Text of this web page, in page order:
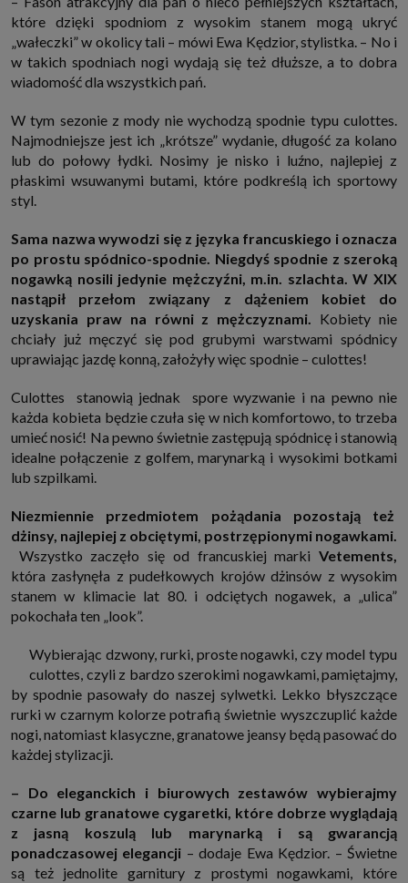
internetowymi. Udzielenie takiej zgody jest dobrowolne, nie musisz jej
udzielać, nie pozbawi Cię to dostępu do naszych usług. Masz również
możliwość ograniczenia zakresu lub zmiany zgody w dowolnym
momencie.
Twoje dane przetwarzane będą do czasu istnienia podstawy do ich
przetwarzania, czyli w przypadku udzielenia zgody do momentu jej
tę zgodę, w przypadku niezbędności danych do wykonania umowy, przez
czas jej wykonywania i ewentualnie okres przedawnienia roszczeń z niej
(zwykle nie więcej niż 3 lata, a maksymalnie 10 lat), a w przypadku, gdy
podstawą przetwarzania danych jest uzasadniony interes administratora,
do czasu zgłoszenia przez Ciebie skutecznego sprzeciwu.
Przekazywanie danych
podstawie umowy o powierzenie przetwarzania danych zobowiązującej
taki podmiot do odpowiedniego zabezpieczenia danych i niekorzystania z
nich do własnych celów.
Cookies
Na naszych stronach używamy znaczników internetowych takich jak pliki
np. cookie lub local storage do zbierania i przetwarzania danych
osobowych w celu personalizowania treści i reklam oraz analizowania
ruchu na stronach, aplikacjach i w Internecie. W ten sposób technologię tę
wykorzystują również podmioty z Grupy SAGIER oraz nasi Zaufani
Twoim urządzeniu końcowym (tj. twój komputer, tablet, smartphone itp.),
które przeglądarka wysyła do serwera przy każdorazowym wejściu na
stronę z tego urządzenia, podczas gdy odwiedzasz strony w Internecie.
Szczegółową informację na temat plików cookie i ich funkcjonowania
znajdzieszpod tym linkiem. Pod tym linkiem znajdziesz także informację
o tym jak zmienić ustawienia przeglądarki, aby ograniczyć lub wyłączyć
funkcjonowanie plików cookies itp. oraz jak usunąć takie pliki z Twojego
Twoje uprawnienia
Przysługują Ci następujące uprawnienia wobec Twoich danych i ich
przetwarzania przez nas, inne podmioty z Grupy SAGIER i Zaufanych
Partnerów:
1. Jeśli udzieliłeś zgody na przetwarzanie danych możesz ją w każdej
chwili wycofać (cofnięcie zgody oczywiście nie uchyli zgodności z prawem
przetwarzania już dokonanego na jej podstawie);
sprostowania, usunięcia lub ograniczenia przetwarzania, prawo do
przeniesienia danych, wyrażenia sprzeciwu wobec przetwarzania danych
oraz prawo do wniesienia skargi do organu nadzorczego, którym w Polsce
jest Prezes Urzędu Ochrony Danych Osobowych.Pod tym adresem
znajdziesz dodatkowe informacje dotyczące przetwarzania danych i
Twoich uprawnień.
które dzięki spodniom z wysokim stanem mogą ukryć
„wałeczki” w okolicy tali – mówi Ewa Kędzior, stylistka. – No i
w takich spodniach nogi wydają się też dłuższe, a to dobra
wiadomość dla wszystkich pań.
W tym sezonie z mody nie wychodzą spodnie typu culottes.
Najmodniejsze jest ich „krótsze” wydanie, długość za kolano
lub do połowy łydki. Nosimy je nisko i luźno, najlepiej z
płaskimi wsuwanymi butami, które podkreślą ich sportowy
styl.
Sama nazwa wywodzi się z języka francuskiego i oznacza
po prostu spódnico-spodnie. Niegdyś spodnie z szeroką
nogawką nosili jedynie mężczyźni, m.in. szlachta. W XIX
nastąpił przełom związany z dążeniem kobiet do
uzyskania praw na równi z mężczyznami. Kobiety nie
chciały już męczyć się pod grubymi warstwami spódnicy
uprawiając jazdę konną, założyły więc spodnie – culottes!
Culottes stanowią jednak spore wyzwanie i na pewno nie
każda kobieta będzie czuła się w nich komfortowo, to trzeba
umieć nosić! Na pewno świetnie zastępują spódnicę i stanowią
idealne połączenie z golfem, marynarką i wysokimi botkami
lub szpilkami.
Niezmiennie przedmiotem pożądania pozostają też
dżinsy, najlepiej z obciętymi, postrzępionymi nogawkami.
Wszystko zaczęło się od francuskiej marki Vetements,
która zasłynęła z pudełkowych krojów dżinsów z wysokim
stanem w klimacie lat 80. i odciętych nogawek, a „ulica”
pokochała ten „look”.
Wybierając dzwony, rurki, proste nogawki, czy model typu
culottes, czyli z bardzo szerokimi nogawkami, pamiętajmy,
by spodnie pasowały do naszej sylwetki. Lekko błyszczące
rurki w czarnym kolorze potrafią świetnie wyszczuplić każde
nogi, natomiast klasyczne, granatowe jeansy będą pasować do
każdej stylizacji.
– Do eleganckich i biurowych zestawów wybierajmy
czarne lub granatowe cygaretki, które dobrze wyglądają
z jasną koszulą lub marynarką i są gwarancją
ponadczasowej elegancji – dodaje Ewa Kędzior. – Świetne
są też jednolite garnitury z prostymi nogawkami, które